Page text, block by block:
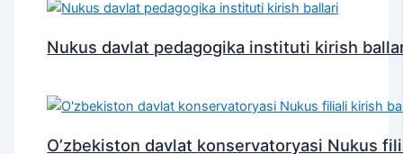
Nukus davlat pedagogika instituti kirish
O’zbekiston davlat konservatoryasi Nukus